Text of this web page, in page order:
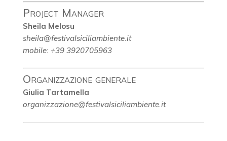
Project Manager
Sheila Melosu
sheila@festivalsiciliambiente.it
mobile: +39 3920705963
Organizzazione generale
Giulia Tartamella
organizzazione@festivalsiciliambiente.it